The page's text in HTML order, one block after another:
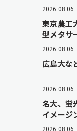
2026.08.06
東京農工
型メタサ
2026.08.06
広島大な
2026.08.06
名大、蛍
イメージ
2026.08.06